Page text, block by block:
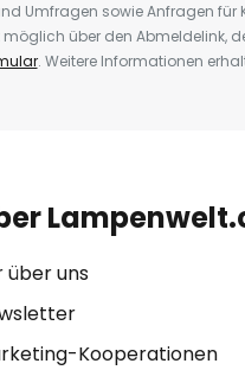
Umfragen sowie Anfragen
über den Abmeldelink,
. Weitere Informationen
über uns
Kooperationen